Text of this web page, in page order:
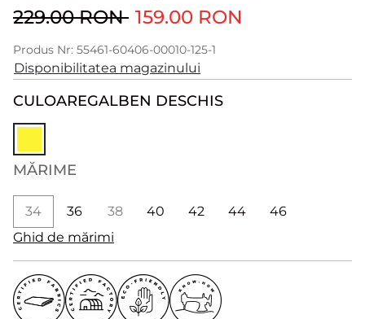
229.00 RON 159.00 RON
Produs Nr: 55461-60406-00010-125-1
Disponibilitatea magazinului
CULOAREGALBEN DESCHIS
MĂRIME
34 36 38 40 42 44
46
Ghid de mărimi